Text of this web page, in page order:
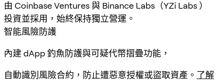
由 Coinbase Ventures 與 Binance Labs（YZi Labs ）
投資並採用，始終保持獨立營運。
智能風險防護
內建 dApp 釣魚防護與可疑代幣摺疊功能，
自動識別風險合約，防止遭惡意授權或盜取資產。 了解